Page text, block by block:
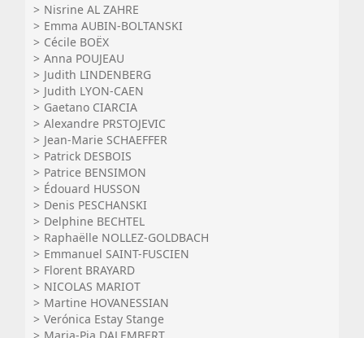
Nisrine AL ZAHRE
Emma AUBIN-BOLTANSKI
Cécile BOËX
Anna POUJEAU
Judith LINDENBERG
Judith LYON-CAEN
Gaetano CIARCIA
Alexandre PRSTOJEVIC
Jean-Marie SCHAEFFER
Patrick DESBOIS
Patrice BENSIMON
Édouard HUSSON
Denis PESCHANSKI
Delphine BECHTEL
Raphaëlle NOLLEZ-GOLDBACH
Emmanuel SAINT-FUSCIEN
Florent BRAYARD
NICOLAS MARIOT
Martine HOVANESSIAN
Verónica Estay Stange